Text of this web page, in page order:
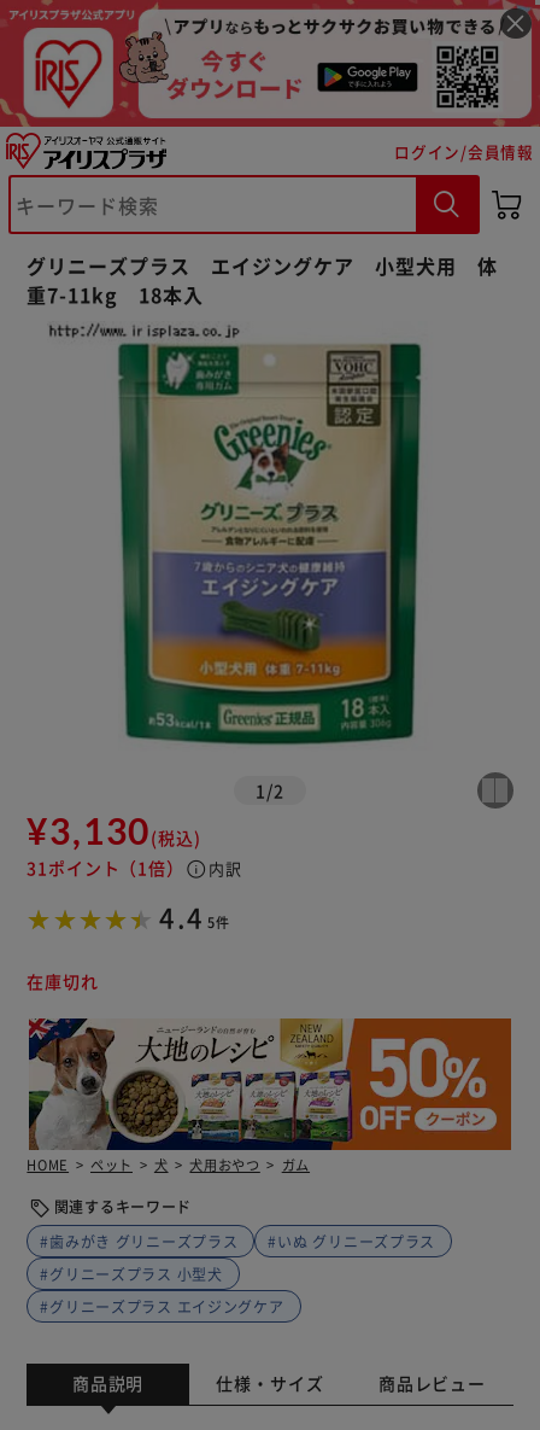
ログイン/会員情報
グリニーズプラス エイジングケア 小型犬用 体
重7-11kg 18本入
1 /2
¥3,130(税込)
31ポイント （1倍） info 内訳
4.4 5件
在庫切れ
HOME ペット 犬 犬用おやつ ガム
関連するキーワード
#歯みがき グリニーズプラス
#いぬ グリニーズプラス
#グリニーズプラス 小型犬
#グリニーズプラス エイジングケア
商品説明 仕様・サイズ 商品レビュー
※ご確認ください
カートに入れる